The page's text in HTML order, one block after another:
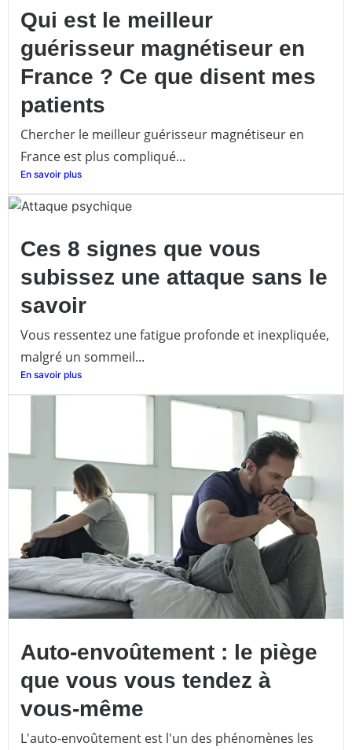
Qui est le meilleur
guérisseur magnétiseur en
France ? Ce que disent mes
patients
Chercher le meilleur guérisseur magnétiseur en
France est plus compliqué...
En savoir plus
Ces 8 signes que vous
subissez une attaque sans le
savoir
Vous ressentez une fatigue profonde et inexpliquée,
malgré un sommeil...
En savoir plus
Auto-envoûtement : le piège
que vous vous tendez à
vous-même
L'auto-envoûtement est l'un des phénomènes les